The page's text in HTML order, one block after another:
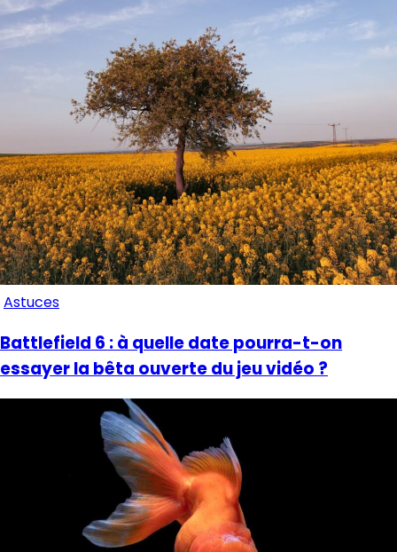
Astuces
Battlefield 6 : à quelle date pourra-t-on
essayer la bêta ouverte du jeu vidéo ?